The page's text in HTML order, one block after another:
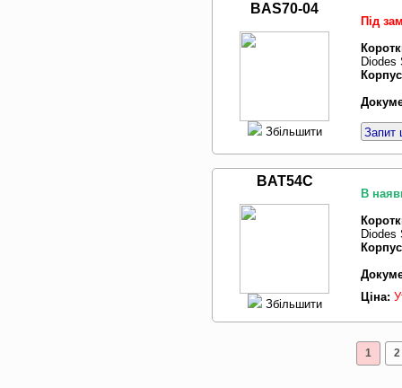
BAS70-04
Збільшити
Під
Diodes
Запит
BAT54C
Збільшити
В
Diodes
Ціна:
1 2